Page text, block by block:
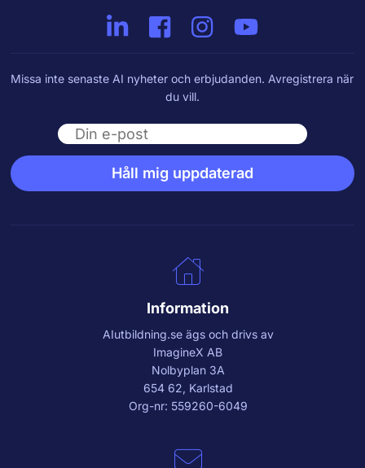
Missa inte senaste AI nyheter och erbjudanden. Avregistrera när
du vill.
Email
Håll mig uppdaterad
Information
AIutbildning.seägs och drivs av
ImagineX AB
Nolbyplan 3A
654 62, Karlstad
Org-nr: 559260-6049